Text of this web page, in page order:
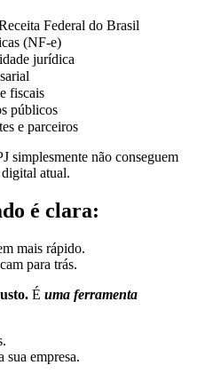
Federal do Brasil
(NF-e)
jurídica
fiscais
públicos
e parceiros
simplesmente não conseguem
atual.
é clara:
mais rápido.
para trás.
É uma ferramenta
sua empresa.